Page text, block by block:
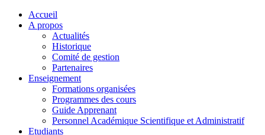
Accueil
A propos
Actualités
Historique
Comité de gestion
Partenaires
Enseignement
Formations organisées
Programmes des cours
Guide Apprenant
Personnel Académique Scientifique et Administratif
Etudiants